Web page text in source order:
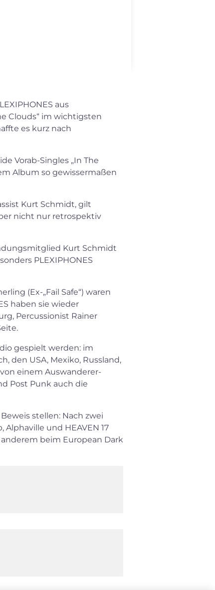
aus
Clouds“ im wichtigsten
es kurz nach
Vorab-Singles „In The
Album so gewissermaßen
Kurt Schmidt, gilt
nicht nur retrospektiv
Kurt Schmidt
PLEXIPHONES
(Ex-„Fail Safe“) waren
haben sie wieder
Percussionist Rainer
gespielt werden: im
den USA, Mexiko, Russland,
einem Auswanderer-
Post Punk auch die
stellen: Nach zwei
und HEAVEN 17
beim European Dark
Search for: